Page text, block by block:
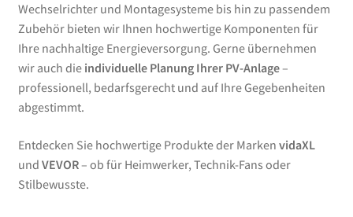
Wechselrichter und Montagesysteme bis hin zu passendem
Zubehör bieten wir Ihnen hochwertige Komponenten für
Ihre nachhaltige Energieversorgung. Gerne übernehmen
wir auch die individuelle Planung Ihrer PV-Anlage–
professionell, bedarfsgerecht und auf Ihre Gegebenheiten
abgestimmt.
Entdecken Sie hochwertige Produkte der Marken vidaXL
und VEVOR– ob für Heimwerker, Technik-Fans oder
Stilbewusste.